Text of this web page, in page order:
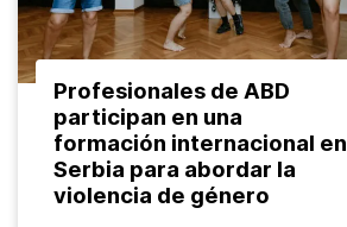
Profesionales de ABD
participan en una
formación internacional en
Serbia para abordar la
violencia de género